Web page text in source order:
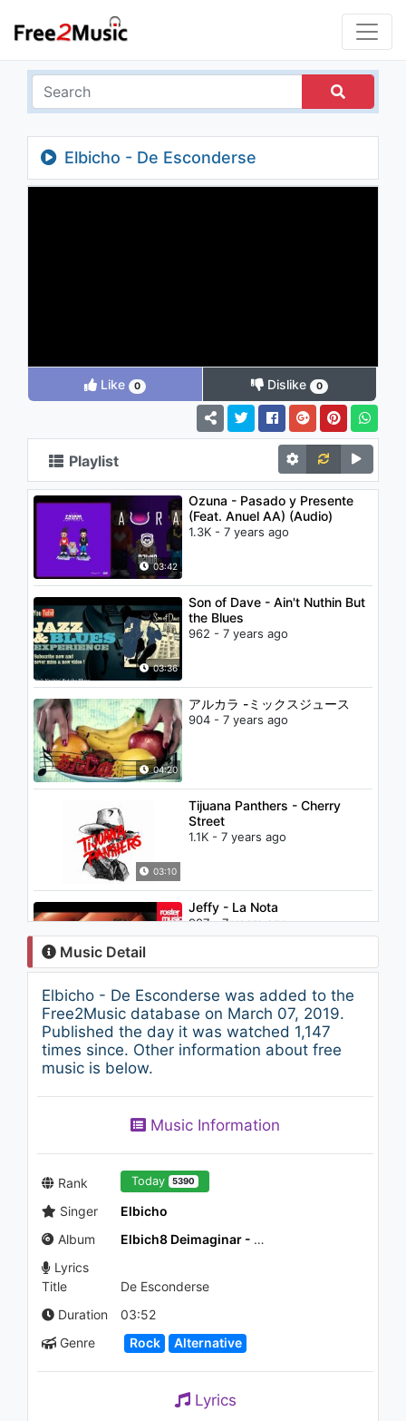
Elbicho - De Esconderse
Like 0 Dislike 0
Playlist
03:42
Ozuna - Pasado y Presente
(Feat. Anuel AA) (Audio)
1.3K - 7 years ago
03:36
Son of Dave - Ain't Nuthin But
the Blues
962 - 7 years ago
04:20
アルカラ -ミックスジュース
904 - 7 years ago
03:10
Tijuana Panthers - Cherry
Street
1.1K - 7 years ago
03:05
Jeffy - La Nota
997 - 7 years ago
04:33
Enrique Iglesias - Away ft.
Sean Garrett
2.4K - 7 years ago
04:43
Lunay, Rauw Alejandro &
1.1K - 7 years ago
1.3K - 7 years ago
Music Detail
Elbicho - De Esconderse was added to the
Free2Music database on March 07, 2019.
Published the day it was watched 1,147
times since. Other information about free
music is below.
Music Information
Rank Today 5390
Singer
Elbicho
Album
Elbich8 Deimaginar - Madrid 16/05/2008 (Live)
Lyrics
Title
De Esconderse
Duration
03:52
Genre
Rock Alternative
Lyrics